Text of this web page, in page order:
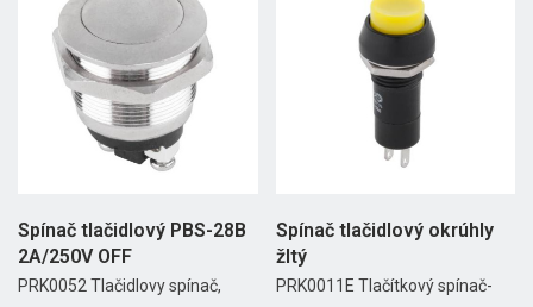
Spínač tlačidlový PBS-28B
2A/250V OFF
PRK0052 Tlačidlovy spínač,
Spínač tlačidlový okrúhly
žltý
PRK0011E Tlačítkový spínač-